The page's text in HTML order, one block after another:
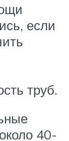
если
труб.
40-